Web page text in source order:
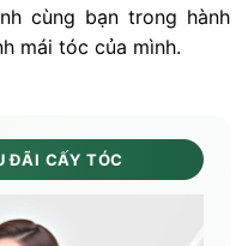
cùng bạn trong hành
mái tóc của mình.
ĐÃI CẤY TÓC